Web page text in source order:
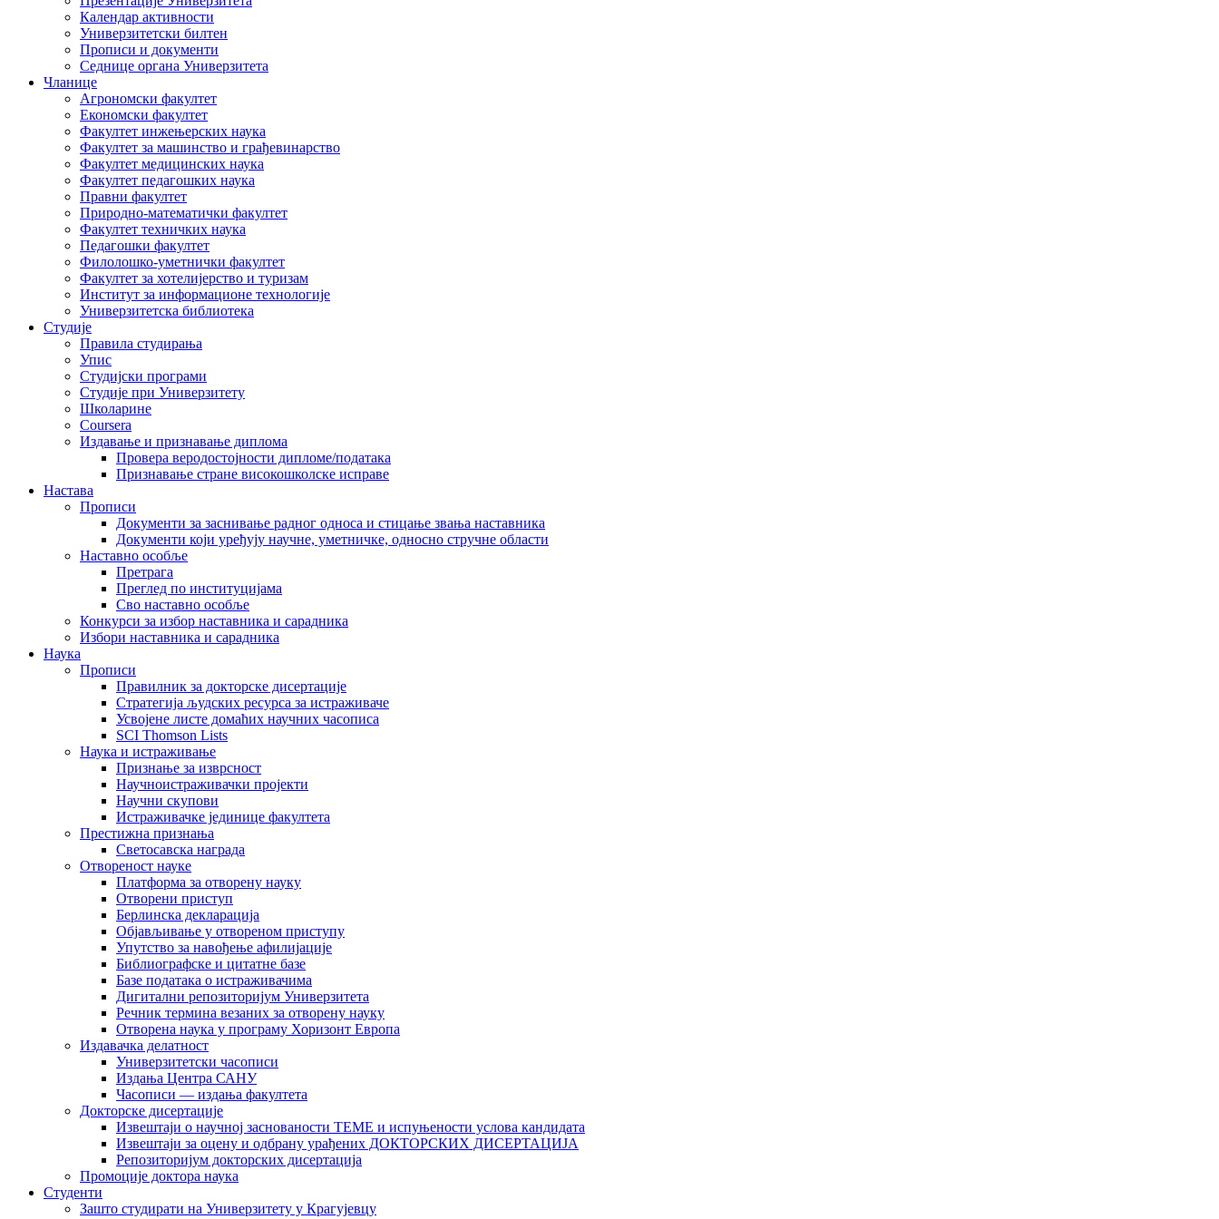
Календар активности
Универзитетски билтен
Прописи и документи
Седнице органа Универзитета
Чланице
Агрономски факултет
Економски факултет
Факултет инжењерских наука
Факултет за машинство и грађевинарство
Факултет медицинских наука
Факултет педагошких наука
Правни факултет
Природно-математички факултет
Факултет техничких наука
Педагошки факултет
Филолошко-уметнички факултет
Факултет за хотелијерство и туризам
Институт за информационе технологије
Универзитетска библиотека
Студије
Правила студирања
Упис
Студијски програми
Студије при Универзитету
Школарине
Coursera
Издавање и признавање диплома
Провера веродостојности дипломе/података
Признавање стране високошколске исправе
Настава
Прописи
Документи за заснивање радног односа и стицање звања наставника
Документи који уређују научне, уметничке, односно стручне области
Наставно особље
Претрага
Преглед по институцијама
Сво наставно особље
Конкурси за избор наставника и сарадника
Избори наставника и сарадника
Наука
Прописи
Правилник за докторске дисертације
Стратегија људских ресурса за истраживаче
Усвојене листе домаћих научних часописа
SCI Thomson Lists
Наука и истраживање
Признање за изврсност
Научноистраживачки пројекти
Научни скупови
Истраживачке јединице факултета
Престижна признања
Светосавска награда
Отвореност науке
Платформа за отворену науку
Отворени приступ
Берлинска декларација
Објављивање у отвореном приступу
Упутство за навођење афилијације
Библиографске и цитатне базе
Базе података о истраживачима
Дигитални репозиторијум Универзитета
Рeчник термина везаних за отворену науку
Отворена наука у програму Хоризонт Европа
Издавачка делатност
Универзитетски часописи
Издања Центра САНУ
Часописи — издања факултета
Докторске дисертације
Извештаји о научној заснованости ТЕМЕ и испуњености услова кандидата
Извештаји за оцену и одбрану урађених ДОКТОРСКИХ ДИСЕРТАЦИЈА
Репозиторијум докторских дисертација
Промоције доктора наука
Студенти
Зашто студирати на Универзитету у Крагујевцу